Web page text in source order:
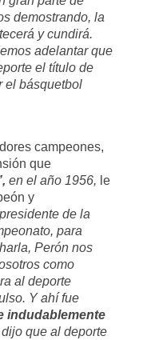
demostrando, la
y cundirá.
adelantar que
el título de
el básquetbol
campeones,
que
en el año 1956, le
y
de la
para
Perón nos
como
al deporte
Y ahí fue
indudablemente
que al deporte